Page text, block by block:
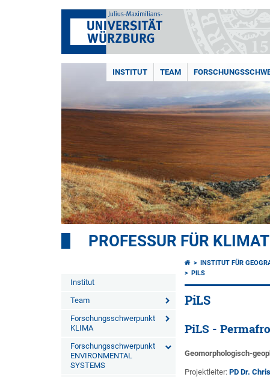
INSTITUT TEAM
PROFESSUR FÜR
Institut
Team
Forschungsschwerpunkt
KLIMA
Forschungsschwerpunkt
ENVIRONMENTAL
SYSTEMS
INSTITUT FÜR
PILS
PiLS
PiLS -
Geomorphologisch-
Projektleiter:PD Dr.